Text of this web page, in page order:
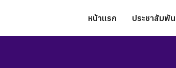
หน้าแรก ประชาสัมพั